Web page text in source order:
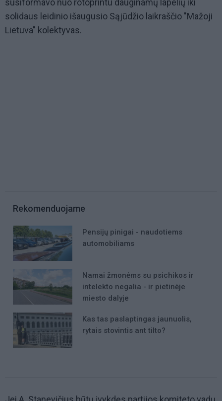
susiformavo nuo rotoprintu dauginamų lapelių iki
solidaus leidinio išaugusio Sąjūdžio laikraščio "Mažoji
Lietuva" kolektyvas.
Rekomenduojame
Pensijų pinigai - naudotiems
automobiliams
Namai žmonėms su psichikos ir
intelekto negalia - ir pietinėje
miesto dalyje
Kas tas paslaptingas jaunuolis,
rytais stovintis ant tilto?